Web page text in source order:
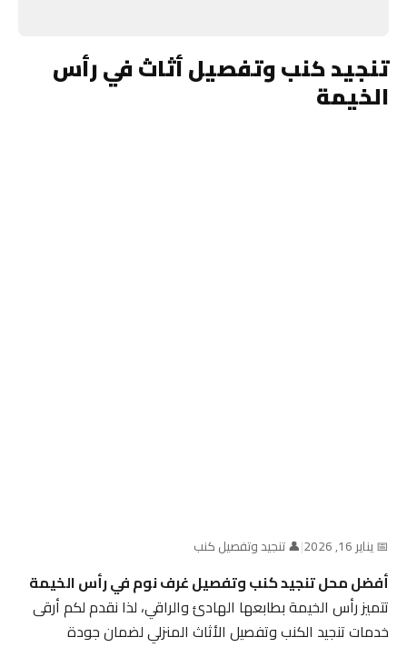
تنجيد كنب وتفصيل أثاث في رأس
الخيمة
📅 يناير 16, 2026 |👤 تنجيد وتفصيل كنب
أفضل محل تنجيد كنب وتفصيل غرف نوم في رأس الخيمة
تتميز رأس الخيمة بطابعها الهادئ والراقي، لذا نقدم لكم أرقى
خدمات تنجيد الكنب وتفصيل الأثاث المنزلي لضمان جودة